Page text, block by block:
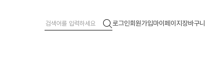
로그인회원가입마이페이지장바구니